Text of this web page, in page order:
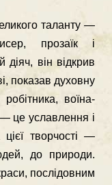
таланту —
прозаїк і
діяч, він відкрив
показав духовну
воїна-
це уславлення і
цієї творчості —
до природи.
послідовним